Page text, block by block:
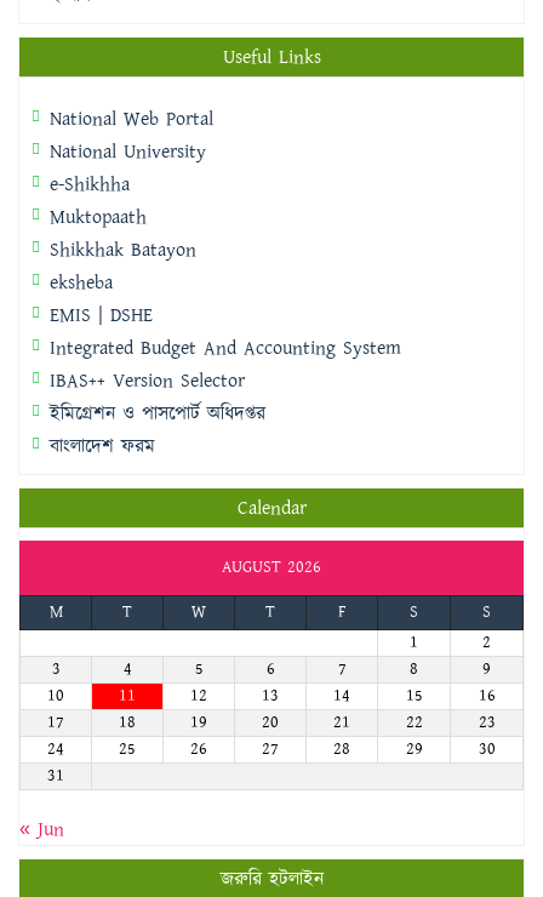
Useful Links
National Web Portal
National University
e-Shikhha
Muktopaath
Shikkhak Batayon
eksheba
EMIS | DSHE
Integrated Budget And Accounting System
IBAS++ Version Selector
ইমিগ্রেশন ও পাসপোর্ট অধিদপ্তর
বাংলাদেশ ফরম
Calendar
AUGUST 2026
M
T W T F S
S
1
2
3
4 5 6 7 8
9
10
11 12 13 14 15
16
17
18 19 20 21 22
23
24
25 26 27 28 29
30
31
« Jun
জরুরি হটলাইন